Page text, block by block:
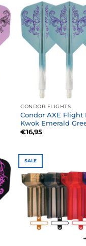
CONDOR FLIGHTS
Condor AXE Flight
Kwok Emerald
€16,95
SALE